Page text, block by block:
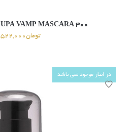
۳۰۰ PUPA VAMP MASCARA | ریمل ومپ پوپا
تومان522,000
در انبار موجود نمی باشد